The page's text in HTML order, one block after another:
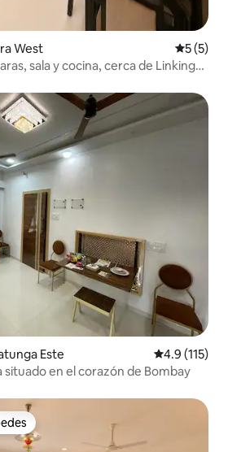
West
5 (5)
sala y cocina, cerca de Linking
Este Calificación
4.9 (115)
situado en el corazón de Bombay